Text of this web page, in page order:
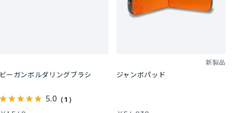
ビーガンボルダリングブラシ
5.0 （1）
新製品
ジャンボパッド